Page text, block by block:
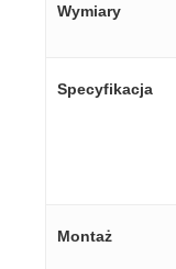
Wymiary
Specyfikacja
Montaż